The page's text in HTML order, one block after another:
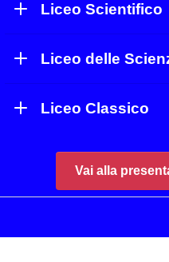
Liceo Scientifico
Liceo delle
Liceo Classico
Vai alla